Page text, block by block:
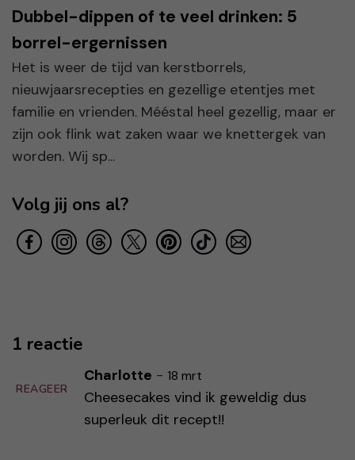
Dubbel-dippen of te veel drinken: 5
borrel-ergernissen
Het is weer de tijd van kerstborrels,
nieuwjaarsrecepties en gezellige etentjes met
familie en vrienden. Mééstal heel gezellig, maar er
zijn ook flink wat zaken waar we knettergek van
worden. Wij sp...
Volg jij ons al?
1 reactie
REAGEER
Charlotte - 18 mrt
Cheesecakes vind ik geweldig dus
superleuk dit recept!!